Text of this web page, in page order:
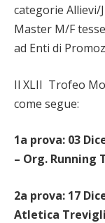
categorie
Master M/F
ad Enti di
Il XLII Trofeo
come segue:
1a prova: 03
– Org. Running
2a prova: 17
Atletica